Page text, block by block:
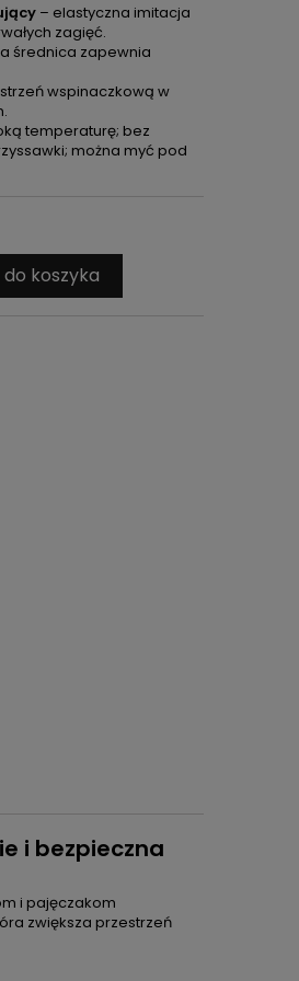
– elastyczna imitacja
zagięć.
średnica zapewnia
wspinaczkową w
temperaturę; bez
można myć pod
do koszyka
i bezpieczna
i pajęczakom
zwiększa przestrzeń